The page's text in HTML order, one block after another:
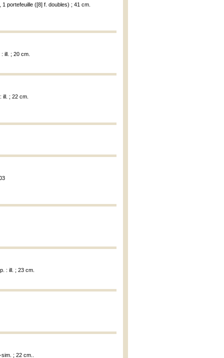
1 portefeuille ([8] f. doubles) ; 41 cm.
ill. ; 20 cm.
ill. ; 22 cm.
: ill. ; 23 cm.
; 22 cm..